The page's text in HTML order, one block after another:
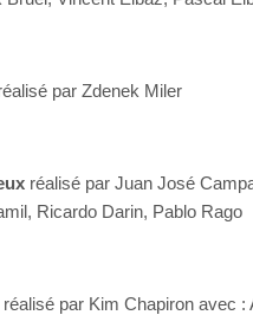
par Zdenek Miler
réalisé par Juan José
Ricardo Darin, Pablo Rago
réalisé par Kim Chapiron avec :